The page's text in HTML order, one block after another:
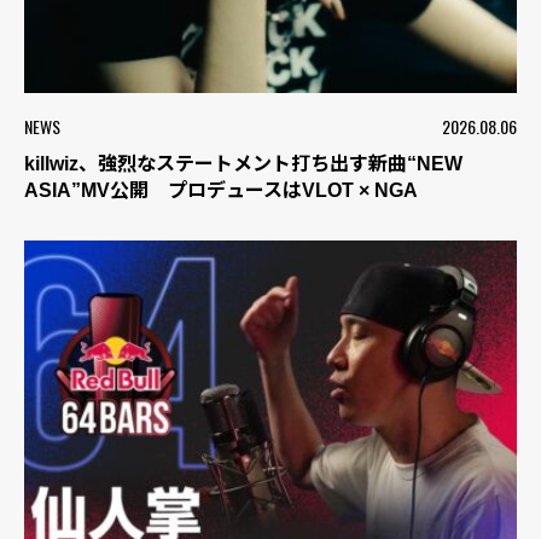
NEWS 2026.08.06
killwiz、強烈なステートメント打ち出す新曲“NEW
ASIA”MV公開 プロデュースはVLOT × NGA